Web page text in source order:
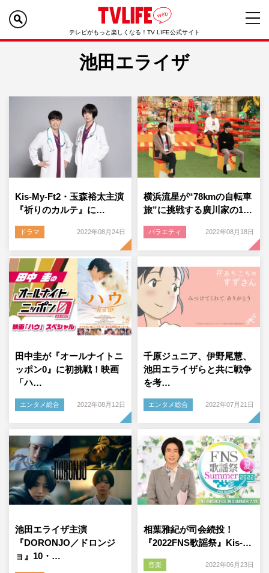
テレビがもっと楽しくなる！TV LIFE公式サイト
池田エライザ
Kis-My-Ft2・玉森裕太主演
『祈りのカルテ』に…
ドラマ 2022年08月24日
横浜流星が“78kmの自転車
旅”に挑戦する廣川家の1…
バラエティ 2022年08月18日
田中圭が『オールナイトニ
ッポン0』に初挑戦！映画
「ハ…
エンタメ総合 2022年08月12日
千原ジュニア、伊野尾慧、
池田エライザらと共に戦争
を考…
エンタメ総合 2022年07月21日
池田エライザ主演
『DORONJO／ドロンジ
ョ』10・…
相葉雅紀が司会続投！
『2022FNS歌謡祭』Kis-…
音楽 2022年06月23日